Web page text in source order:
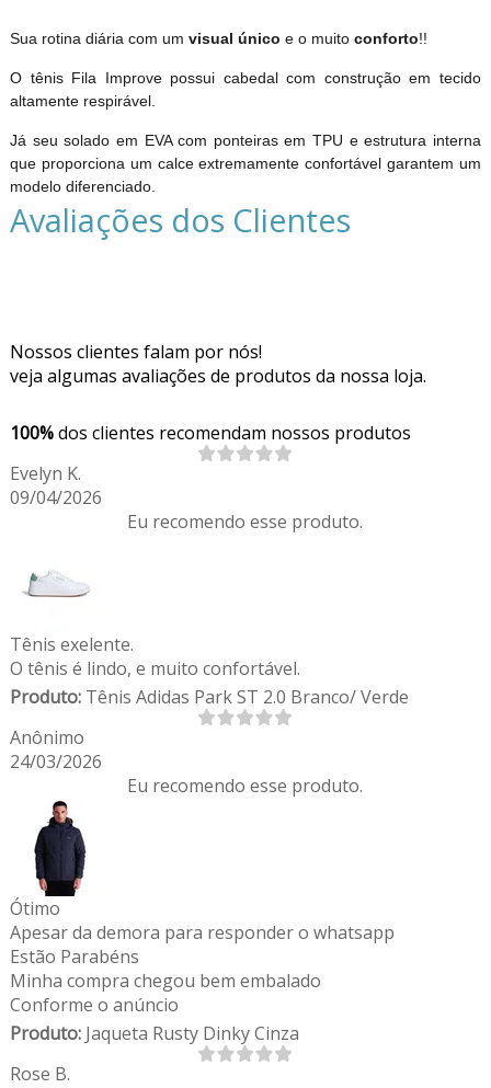
Sua rotina diária com um visual único e o muito conforto!!
O tênis Fila Improve possui cabedal com construção em tecido
altamente respirável.
Já seu solado em EVA com ponteiras em TPU e estrutura interna
que proporciona um calce extremamente confortável garantem um
modelo diferenciado.
Avaliações dos Clientes
Nossos clientes falam por nós!
veja algumas avaliações de produtos da nossa loja.
100%dos clientes recomendam nossos produtos
Evelyn K.
09/04/2026
Eu recomendo esse produto.
Tênis exelente.
O tênis é lindo, e muito confortável.
Produto:Tênis Adidas Park ST 2.0 Branco/ Verde
Anônimo
24/03/2026
Eu recomendo esse produto.
Ótimo
Apesar da demora para responder o whatsapp
Estão Parabéns
Minha compra chegou bem embalado
Conforme o anúncio
Produto:Jaqueta Rusty Dinky Cinza
Rose B.